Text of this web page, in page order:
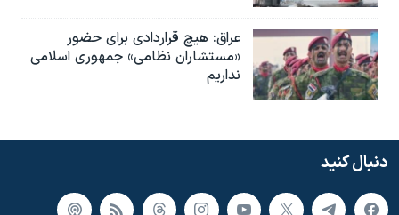
عراق: هیچ قراردادی برای حضور
«مستشاران نظامی» جمهوری اسلامی
نداریم
دنبال کنید